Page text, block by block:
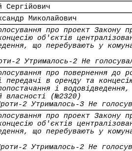
Сергійович
Миколайович
про проект Закону
об'єктів
що перебувають у
2 Утрималось-2 Не
про повернення до
передачі в оренду та
і
власності (№2320)
2 Утрималось-3 Не
про проект Закону
об'єктів
що перебувають у
2 Утрималось-2 Не